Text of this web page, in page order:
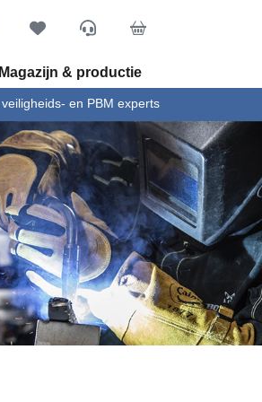
AccountFavorietenService
Cart
Magazijn & productie
en PBM experts